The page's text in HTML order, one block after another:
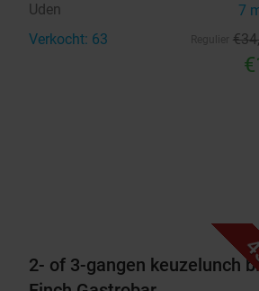
Uden 7
Verkocht: 63 €34
2- of 3-gangen keuzelunch